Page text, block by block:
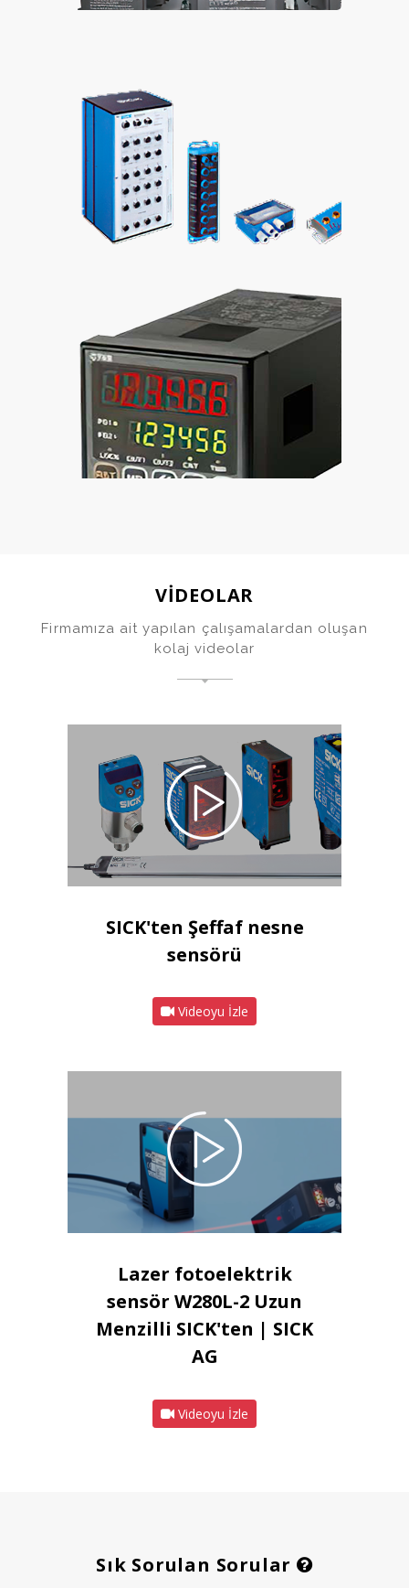
VİDEOLAR
Firmamıza ait yapılan çalışamalardan oluşan
kolaj videolar
SICK'ten Şeffaf nesne
sensörü
Videoyu İzle
Lazer fotoelektrik
sensör W280L-2 Uzun
Menzilli SICK'ten | SICK
AG
Videoyu İzle
Sık Sorulan Sorular